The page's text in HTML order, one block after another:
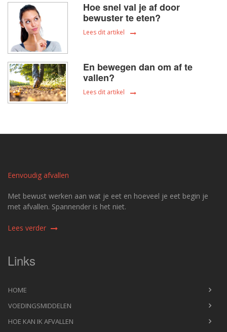
Hoe snel val je af door
bewuster te eten?
Lees dit artikel
En bewegen dan om af te
vallen?
Lees dit artikel
Eenvoudig afvallen
Met bewust werken aan wat je eet en hoeveel je eet begin je
met afvallen. Spannender is het niet.
Lees verder
Links
HOME
VOEDINGSMIDDELEN
HOE KAN IK AFVALLEN